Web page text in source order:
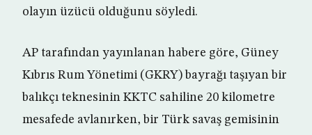
olayın üzücü olduğunu söyledi.
AP tarafından yayınlanan habere göre, Güney
Kıbrıs Rum Yönetimi (GKRY) bayrağı taşıyan bir
balıkçı teknesinin KKTC sahiline 20 kilometre
mesafede avlanırken, bir Türk savaş gemisinin